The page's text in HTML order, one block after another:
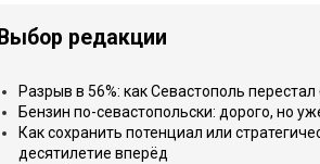
Выбор редакции
Разрыв в 56%: как Севастополь
Бензин по-севастопольски: дорого, но
Как сохранить потенциал или
десятилетие вперёд